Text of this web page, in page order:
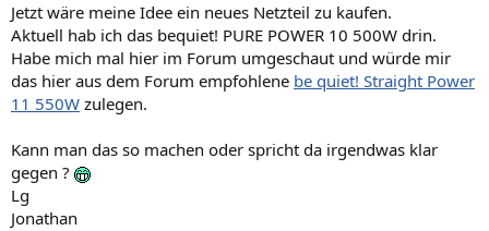
Jetzt wäre meine Idee ein neues Netzteil zu kaufen.
Aktuell hab ich das bequiet! PURE POWER 10 500W drin.
Habe mich mal hier im Forum umgeschaut und würde mir
das hier aus dem Forum empfohlene be quiet! Straight Power
11 550W zulegen.
Kann man das so machen oder spricht da irgendwas klar
gegen ?
Lg
Jonathan